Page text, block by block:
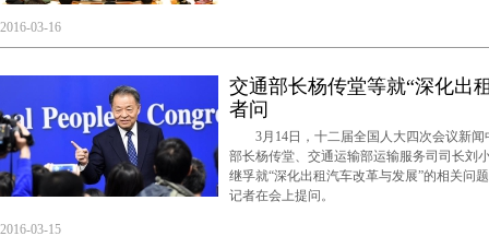
2016-03-16
交通部长杨传堂等就“深化出
者问
3月14日，十二届全国人大四次会议新闻
部长杨传堂、交通运输部运输服务司司长刘
继孚就“深化出租汽车改革与发展”的相关问
记者在会上提问。
2016-03-15